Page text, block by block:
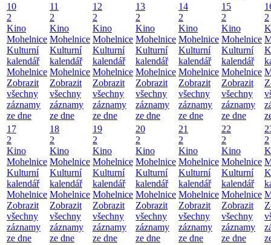
10
2
Kino
Mohelnice
Kulturní
kalendář
Mohelnice
Zobrazit
všechny
záznamy
ze dne
11
2
Kino
Mohelnice
Kulturní
kalendář
Mohelnice
Zobrazit
všechny
záznamy
ze dne
12
2
Kino
Mohelnice
Kulturní
kalendář
Mohelnice
Zobrazit
všechny
záznamy
ze dne
13
2
Kino
Mohelnice
Kulturní
kalendář
Mohelnice
Zobrazit
všechny
záznamy
ze dne
14
2
Kino
Mohelnice
Kulturní
kalendář
Mohelnice
Zobrazit
všechny
záznamy
ze dne
15
2
Kino
Mohelnice
Kulturní
kalendář
Mohelnice
Zobrazit
všechny
záznamy
ze dne
2
17
2
Kino
Mohelnice
Kulturní
kalendář
Mohelnice
Zobrazit
všechny
záznamy
ze dne
18
2
Kino
Mohelnice
Kulturní
kalendář
Mohelnice
Zobrazit
všechny
záznamy
ze dne
19
2
Kino
Mohelnice
Kulturní
kalendář
Mohelnice
Zobrazit
všechny
záznamy
ze dne
20
2
Kino
Mohelnice
Kulturní
kalendář
Mohelnice
Zobrazit
všechny
záznamy
ze dne
21
2
Kino
Mohelnice
Kulturní
kalendář
Mohelnice
Zobrazit
všechny
záznamy
ze dne
22
2
Kino
Mohelnice
Kulturní
kalendář
Mohelnice
Zobrazit
všechny
záznamy
ze dne
2